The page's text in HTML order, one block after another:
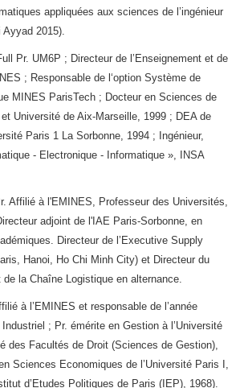
appliquées aux sciences de l’ingénieur
Ayyad 2015).
Pr. UM6P ; Directeur de l’Enseignement et de
; Responsable de l‘option Système de
MINES ParisTech ; Docteur en Sciences de
Université de Aix-Marseille, 1999 ; DEA de
Paris 1 La Sorbonne, 1994 ; Ingénieur,
- Electronique - Informatique », INSA
Affilié à l'EMINES, Professeur des Universités,
adjoint de l'IAE Paris-Sorbonne, en
Directeur de l’Executive Supply
Hanoi, Ho Chi Minh City) et Directeur du
de la Chaîne Logistique en alternance.
à l’EMINES et responsable de l’année
; Pr. émérite en Gestion à l’Université
des Facultés de Droit (Sciences de Gestion),
Sciences Economiques de l’Université Paris I,
d’Etudes Politiques de Paris (IEP), 1968).